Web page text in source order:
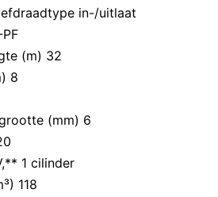
in-/uitlaat
(m) 32
8
(mm) 6
1 cilinder
118